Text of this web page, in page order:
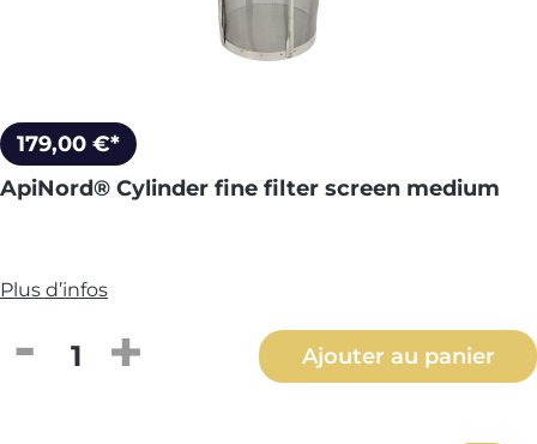
179,00 €*
ApiNord® Cylinder fine filter screen medium
Plus d’infos
Quantité de produit : Entrez la
Ajouter au panier